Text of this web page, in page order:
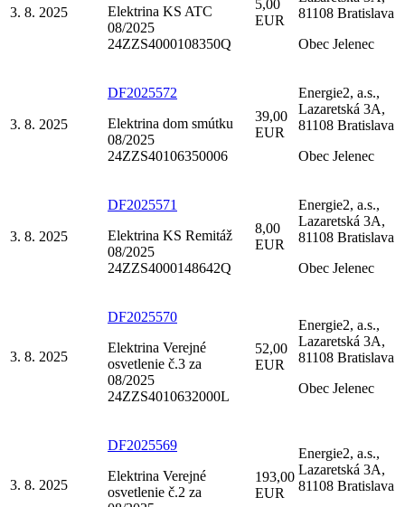
3. 8. 2025
Elektrina KS ATC
08/2025
24ZZS4000108350Q
5,00
EUR
81108 Bratislava
Obec Jelenec
3. 8. 2025
DF2025572
Elektrina dom smútku
08/2025
24ZZS40106350006
39,00
EUR
Energie2, a.s.,
Lazaretská 3A,
81108 Bratislava
Obec Jelenec
3. 8. 2025
DF2025571
Elektrina KS Remitáž
08/2025
24ZZS4000148642Q
8,00
EUR
Energie2, a.s.,
Lazaretská 3A,
81108 Bratislava
Obec Jelenec
3. 8. 2025
DF2025570
Elektrina Verejné
osvetlenie č.3 za
08/2025
24ZZS4010632000L
52,00
EUR
Energie2, a.s.,
Lazaretská 3A,
81108 Bratislava
Obec Jelenec
3. 8. 2025
DF2025569
Elektrina Verejné
osvetlenie č.2 za
193,00
EUR
Energie2, a.s.,
Lazaretská 3A,
81108 Bratislava